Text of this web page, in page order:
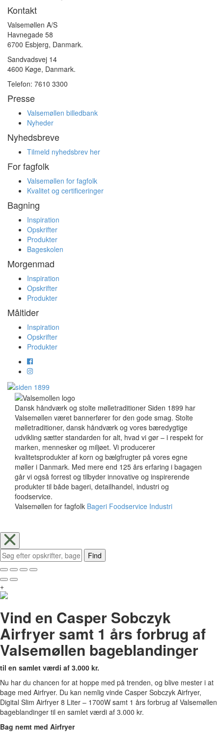
Kontakt
Valsemøllen A/S
Havnegade 58
6700 Esbjerg, Danmark.
Sandvadsvej 14
4600 Køge, Danmark.
Telefon: 7610 3300
Presse
Valsemøllen billedbank
Nyheder
Nyhedsbreve
Tilmeld nyhedsbrev her
For fagfolk
Valsemøllen for fagfolk
Kvalitet og certificeringer
Bagning
Inspiration
Opskrifter
Produkter
Bageskolen
Morgenmad
Inspiration
Opskrifter
Produkter
Måltider
Inspiration
Opskrifter
Produkter
Dansk håndværk og stolte mølletraditioner Siden 1899 har
Valsemøllen været bannerfører for den gode smag. Stolte
mølletraditioner, dansk håndværk og vores bæredygtige
udvikling sætter standarden for alt, hvad vi gør – i respekt for
marken, mennesker og miljøet. Vi producerer
kvalitetsprodukter af korn og bælgfrugter på vores egne
møller i Danmark. Med mere end 125 års erfaring i bagagen
går vi også forrest og tilbyder innovative og inspirerende
produkter til både bageri, detailhandel, industri og
foodservice.
Valsemøllen for fagfolk Bageri Foodservice Industri
Find
+
Vind en Casper Sobczyk
Airfryer samt 1 års forbrug af
Valsemøllen bageblandinger
til en samlet værdi af 3.000 kr.
Nu har du chancen for at hoppe med på trenden, og blive mester i at
bage med Airfryer. Du kan nemlig vinde Casper Sobczyk Airfryer,
Digital Slim Airfryer 8 Liter – 1700W samt 1 års forbrug af Valsemøllen
bageblandinger til en samlet værdi af 3.000 kr.
Bag nemt med Airfryer